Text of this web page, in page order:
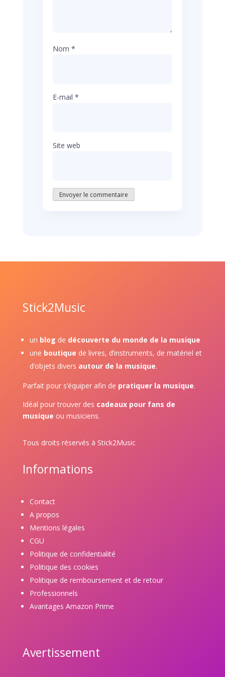
Nom *
E-mail *
Site web
Envoyer le commentaire
Stick2Music
un blog de découverte du monde de la musique
une boutique de livres, d’instruments, de matériel et
d’objets divers autour de la musique.
Parfait pour s’équiper afin de pratiquer la musique.
Idéal pour trouver des cadeaux pour fans de
musique ou musiciens.
Tous droits réservés à Stick2Music
Informations
Contact
A propos
Mentions légales
CGU
Politique de confidentialité
Politique des cookies
Politique de remboursement et de retour
Professionnels
Avantages Amazon Prime
Avertissement